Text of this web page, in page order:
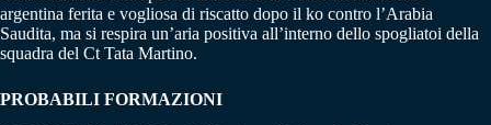
argentina ferita e vogliosa di riscatto dopo il ko contro l’Arabia
Saudita, ma si respira un’aria positiva all’interno dello spogliatoi della
squadra del Ct Tata Martino.
PROBABILI FORMAZIONI